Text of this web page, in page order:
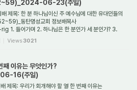
06-23(주일)
목: 한 분 하나님이신 주 예수님에 대한 유대인들의
동탄명성교회 정보배목사
들어가며 2. 하나님은 한 분인가 세 분인가? 3.
Views3021
째 이유는 무엇인가?
16(주일)
목: 우리가 회개해야 할 열 한 번째 이유는